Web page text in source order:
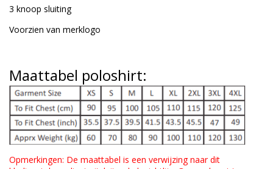
3 knoop sluiting
Voorzien van merklogo
Maattabel poloshirt:
Opmerkingen: De maattabel is een verwijzing naar dit